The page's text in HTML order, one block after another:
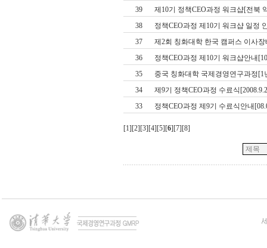
39
제10기 정책CEO과정 워크샵[전북
38
정책CEO과정 제10기 워크샵 일정
37
제2회 칭화대학 한국 캠퍼스 이사
36
정책CEO과정 제10기 워크샵안내
35
중국 칭화대학 국제경영연구과정
34
제9기 정책CEO과정 수료식
33
정책CEO과정 제9기 수료식안내
[1][2][3][4][5][6][7][8]